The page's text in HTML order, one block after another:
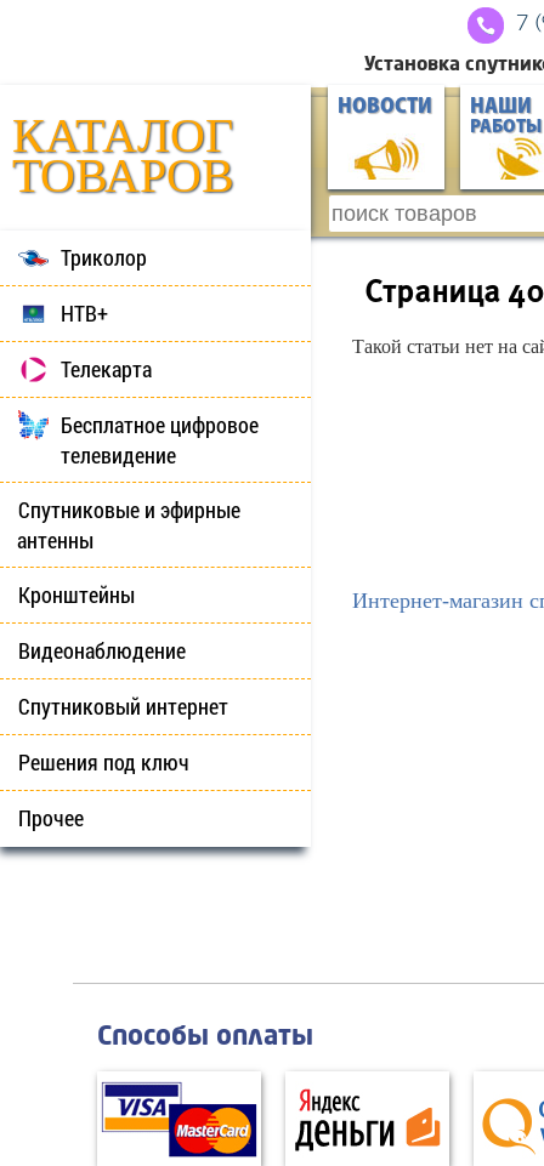
7
Установка
КАТАЛОГ
ТОВАРОВ
НОВОСТИ НАШИ
РАБОТЫ
Триколор
НТВ+
Телекарта
Бесплатное цифровое
телевидение
Спутниковые и эфирные
антенны
Кронштейны
Видеонаблюдение
Спутниковый интернет
Решения под ключ
Прочее
Страница
Такой статьи нет на
Интернет-магазин
Способы оплаты